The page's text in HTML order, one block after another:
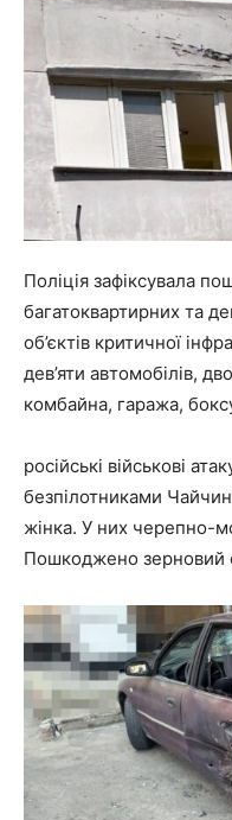
Поліція зафіксувала
багатоквартирних та
об’єктів критичної
дев’яти автомобілів,
комбайна, гаража,
російські військові
безпілотниками
жінка. У них черепно-
Пошкоджено зерновий